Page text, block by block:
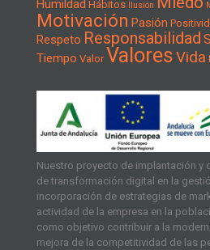
Humildad Hábitos Ilusión
Motivación Pasión
Respeto Responsabilidad
Tiempo Valor ValoresVida
Nuestro proyecto de implantación y
de transformación digital en la
incorporación de estrategias de
actividad de la empresa en la
como objetivo contribuir a la
mejora de la competitividad de las